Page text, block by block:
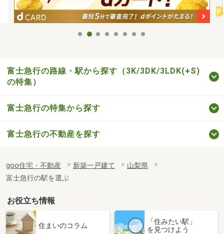
富士急行の路線・駅から探す（3K/3DK/3LDK(+S)
の特集）
富士急行の特集から探す
富士急行の不動産を探す
goo住宅・不動産 新築一戸建て
山梨県
富士急行の駅を選ぶ
お役立ち情報
住まいのコラム
「住みたい駅」
を見つけよう